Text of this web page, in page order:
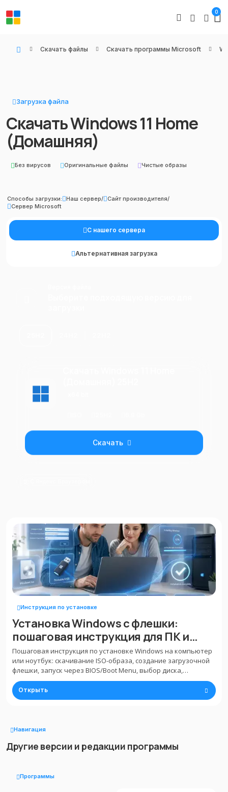
0
Скачать файлы Скачать программы Microsoft
Загрузка файла
Скачать Windows 11 Home
(Домашняя)
Без вирусов Оригинальные файлы Чистые образы
Способы загрузки: Наш сервер/ Сайт производителя/
Сервер Microsoft
С нашего сервера
Альтернативная загрузка
Скачать
Инструкция по установке
Установка Windows с флешки:
пошаговая инструкция для ПК и
ноутбука
Пошаговая инструкция по установке Windows на компьютер
или ноутбук: скачивание ISO-образа, создание загрузочной
флешки, запуск через BIOS/Boot Menu, выбор диска,
настройка и активация системы.
Открыть
Навигация
Другие версии и редакции программы
Программы